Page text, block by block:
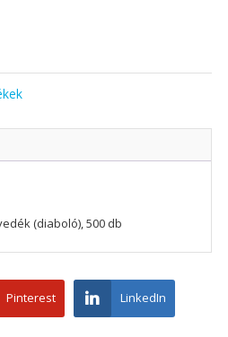
(diaboló), 500 db
Pinterest LinkedIn